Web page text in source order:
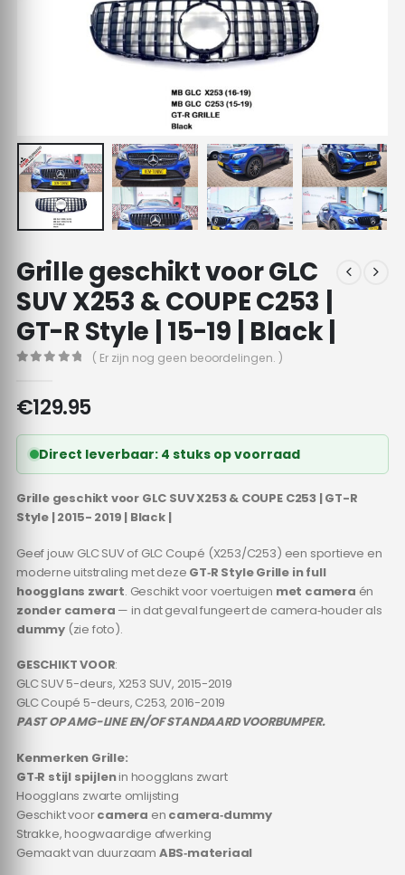
Grille geschikt voor GLC
SUV X253 & COUPE C253 |
GT-R Style | 15-19 | Black |
( Er zijn nog geen beoordelingen. )
€129.95
Direct leverbaar: 4 stuks op voorraad
Grille geschikt voor GLC SUV X253 & COUPE C253 | GT-R
Style | 2015- 2019 | Black |
Geef jouw GLC SUV of GLC Coupé (X253/C253) een sportieve en
moderne uitstraling met deze GT‑R Style Grille in full
hoogglans zwart. Geschikt voor voertuigen met camera én
zonder camera — in dat geval fungeert de camera‑houder als
dummy(zie foto).
GESCHIKT VOOR:
GLC SUV 5-deurs, X253 SUV, 2015-2019
GLC Coupé 5-deurs, C253, 2016-2019
PAST OP AMG-LINE EN/OF STANDAARD VOORBUMPER.
Kenmerken Grille:
GT‑R stijl spijlenin hoogglans zwart
Hoogglans zwarte omlijsting
Geschikt voorcamera en camera‑dummy
Strakke, hoogwaardige afwerking
Gemaakt van duurzaam ABS‑materiaal